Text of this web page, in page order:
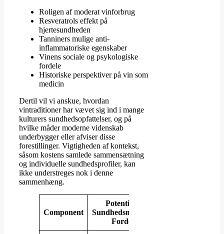
Roligen af moderat vinforbrug
Resveratrols effekt på
hjertesundheden
Tanniners mulige anti-
inflammatoriske egenskaber
Vinens sociale og psykologiske
fordele
Historiske perspektiver på vin som
medicin
Dertil vil vi anskue, hvordan
vintraditioner har vævet sig ind i mange
kulturers sundhedsopfattelser, og på
hvilke måder moderne videnskab
underbygger eller afviser disse
forestillinger. Vigtigheden af kontekst,
såsom kostens samlede sammensætning
og individuelle sundhedsprofiler, kan
ikke understreges nok i denne
sammenhæng.
Component
Potentielle
Sundhedsmæssige
Fordel